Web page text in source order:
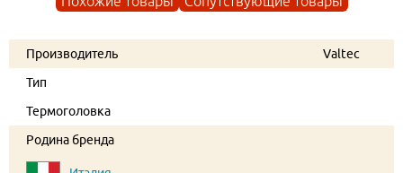
Производитель
Valtec
Тип
Термоголовка
Родина бренда